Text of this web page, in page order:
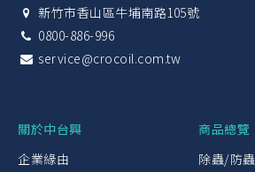
新竹市香山區牛埔南路105號
0800-886-996
service@crocoil.com.tw
關於中台興
企業緣由
商品總覽
除蟲/防蟲